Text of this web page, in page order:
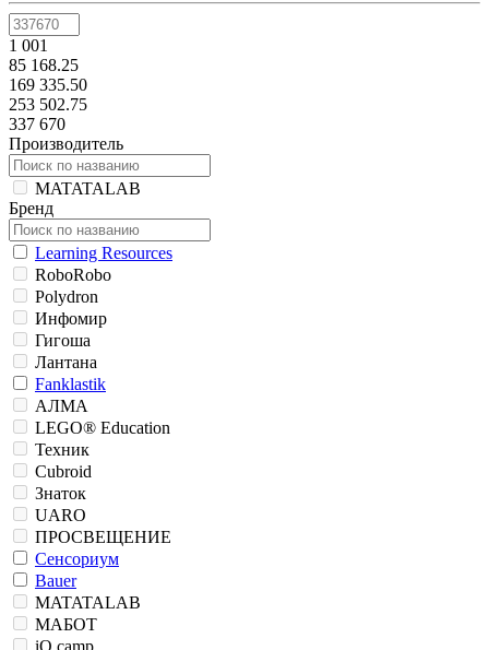
1 001
85 168.25
169 335.50
253 502.75
337 670
Производитель
MATATALAB
Бренд
Learning Resources
RoboRobo
Polydron
Инфомир
Гигоша
Лантана
Fanklastik
АЛМА
LEGO® Education
Техник
Cubroid
Знаток
UARO
ПРОСВЕЩЕНИЕ
Сенсориум
Bauer
MATATALAB
МАБОТ
iQ camp